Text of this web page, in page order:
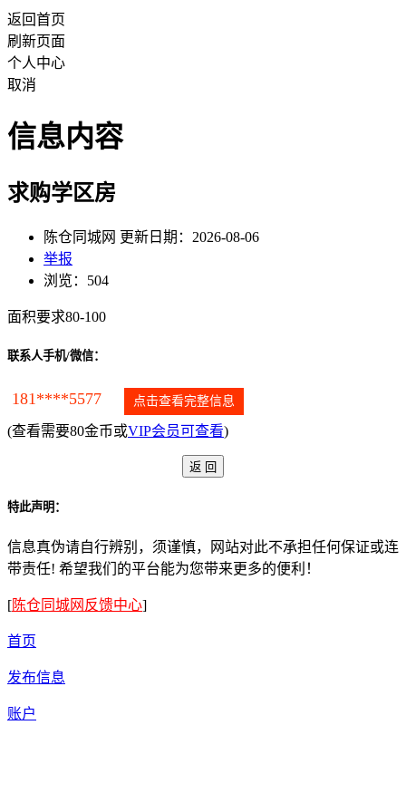
返回首页
刷新页面
个人中心
取消
信息内容
求购学区房
陈仓同城网 更新日期：2026-08-06
举报
浏览：504
面积要求80-100
联系人手机/微信：
181****5577 点击查看完整信息
(查看需要80金币或VIP会员可查看)
特此声明：
信息真伪请自行辨别，须谨慎，网站对此不承担任何保证或连
带责任! 希望我们的平台能为您带来更多的便利！
[陈仓同城网反馈中心]
首页
发布信息
账户